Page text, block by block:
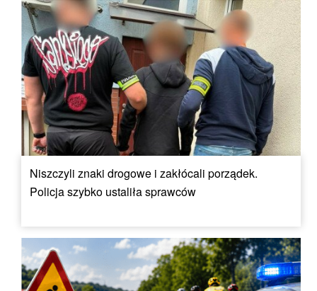
Niszczyli znaki drogowe i zakłócali porządek.
Policja szybko ustaliła sprawców